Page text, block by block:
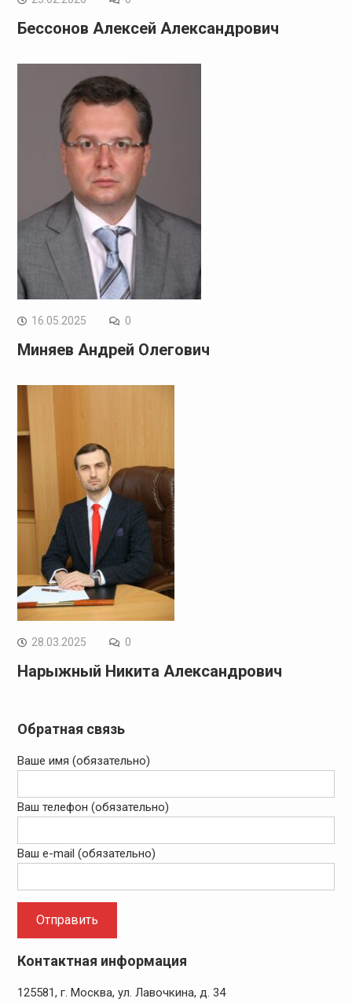
Бессонов Алексей Александрович
16.05.2025 0
Миняев Андрей Олегович
28.03.2025 0
Нарыжный Никита Александрович
Обратная связь
Ваше имя (обязательно)
Ваш телефон (обязательно)
Ваш e-mail (обязательно)
Контактная информация
125581, г. Москва, ул. Лавочкина, д. 34